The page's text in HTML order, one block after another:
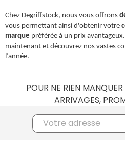
Chez Degriffstock, nous vous offrons
vous permettant ainsi d'obtenir votre
marque préférée à un prix
maintenant et découvrez nos vastes
l’année.
POUR NE RIEN
ARRIVAGES,